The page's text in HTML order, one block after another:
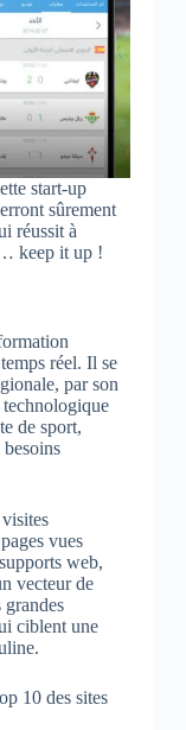
start-up
sûrement
réussit à
keep it up !
réel. Il se
par son
technologique
de sport,
vues
web,
vecteur de
ciblent une
10 des sites